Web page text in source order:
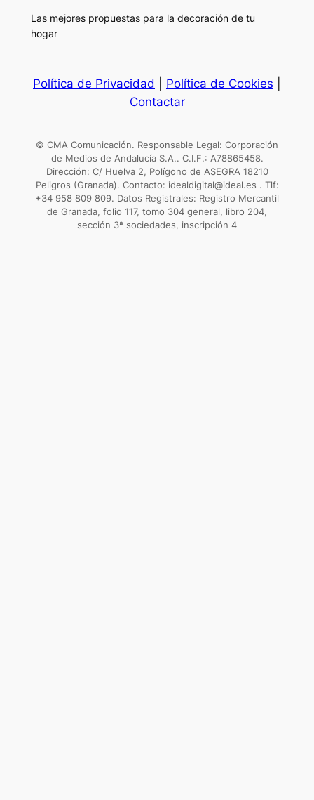
Las mejores propuestas para la decoración de tu
hogar
Política de Privacidad Política de Cookies
Contactar
© CMA Comunicación. Responsable Legal: Corporación
de Medios de Andalucía S.A.. C.I.F.: A78865458.
Dirección: C/ Huelva 2, Polígono de ASEGRA 18210
Peligros (Granada). Contacto: idealdigital@ideal.es . Tlf:
+34 958 809 809. Datos Registrales: Registro Mercantil
de Granada, folio 117, tomo 304 general, libro 204,
sección 3ª sociedades, inscripción 4